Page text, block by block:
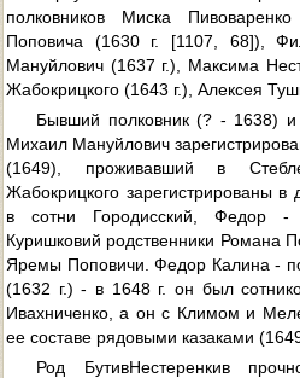
полковников Миска
Поповича (1630 г. [1107, 68]),
Мануйлович (1637 г.), Максима
Жабокрицкого (1643 г.), Алексея
Бывший полковник (? - 1638) и
Михаил Мануйлович
(1649), проживавший в
Жабокрицкого зарегистрированы в
в сотни Городисский, Федор -
Куришковий родственники Романа
Яремы Поповичи. Федор Калина -
(1632 г.) - в 1648 г. он был
Ивахниченко, а он с Климом и
ее составе рядовыми казаками (1649
Род БутивНестеренкив